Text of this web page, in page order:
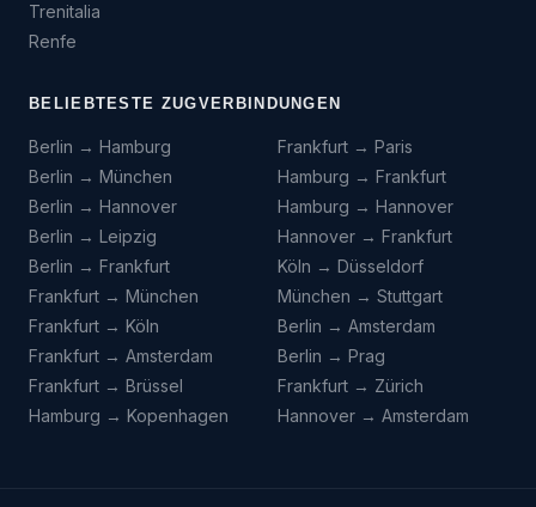
Trenitalia
Renfe
BELIEBTESTE ZUGVERBINDUNGEN
Berlin → Hamburg
Berlin → München
Berlin → Hannover
Berlin → Leipzig
Berlin → Frankfurt
Frankfurt → München
Frankfurt → Köln
Frankfurt → Amsterdam
Frankfurt → Brüssel
Hamburg → Kopenhagen
Frankfurt → Paris
Hamburg → Frankfurt
Hamburg → Hannover
Hannover → Frankfurt
Köln → Düsseldorf
München → Stuttgart
Berlin → Amsterdam
Berlin → Prag
Frankfurt → Zürich
Hannover → Amsterdam